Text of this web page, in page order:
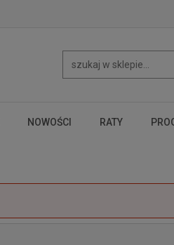
NOWOŚCI RATY